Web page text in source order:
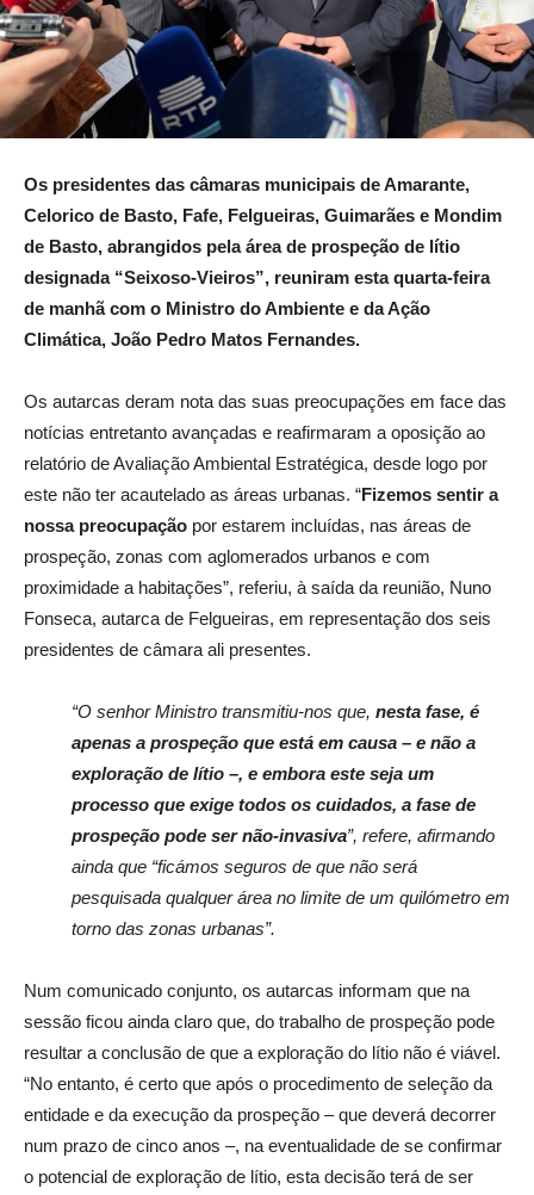
Os presidentes das câmaras municipais de Amarante,
Celorico de Basto, Fafe, Felgueiras, Guimarães e Mondim
de Basto, abrangidos pela área de prospeção de lítio
designada “Seixoso-Vieiros”, reuniram esta quarta-feira
de manhã com o Ministro do Ambiente e da Ação
Climática, João Pedro Matos Fernandes.
Os autarcas deram nota das suas preocupações em face das
notícias entretanto avançadas e reafirmaram a oposição ao
relatório de Avaliação Ambiental Estratégica, desde logo por
este não ter acautelado as áreas urbanas. “Fizemos sentir a
nossa preocupação por estarem incluídas, nas áreas de
prospeção, zonas com aglomerados urbanos e com
proximidade a habitações”, referiu, à saída da reunião, Nuno
Fonseca, autarca de Felgueiras, em representação dos seis
presidentes de câmara ali presentes.
“O senhor Ministro transmitiu-nos que, nesta fase, é
apenas a prospeção que está em causa – e não a
exploração de lítio –, e embora este seja um
processo que exige todos os cuidados, a fase de
prospeção pode ser não-invasiva”, refere, afirmando
ainda que “ficámos seguros de que não será
pesquisada qualquer área no limite de um quilómetro em
torno das zonas urbanas”.
Num comunicado conjunto, os autarcas informam que na
sessão ficou ainda claro que, do trabalho de prospeção pode
resultar a conclusão de que a exploração do lítio não é viável.
“No entanto, é certo que após o procedimento de seleção da
entidade e da execução da prospeção – que deverá decorrer
num prazo de cinco anos –, na eventualidade de se confirmar
o potencial de exploração de lítio, esta decisão terá de ser